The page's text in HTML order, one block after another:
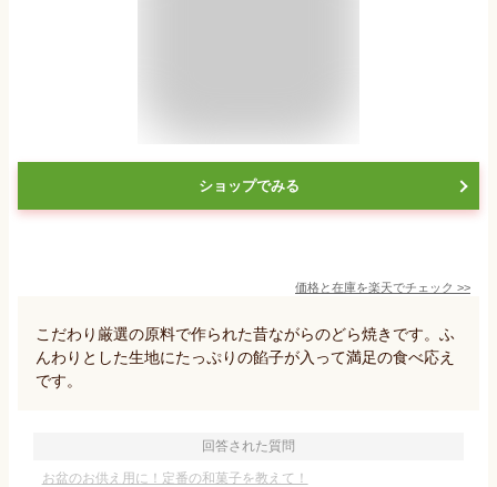
ショップでみる
価格と在庫を楽天でチェック >>
こだわり厳選の原料で作られた昔ながらのどら焼きです。ふ
んわりとした生地にたっぷりの餡子が入って満足の食べ応え
です。
回答された質問
お盆のお供え用に！定番の和菓子を教えて！